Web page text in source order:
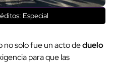
Especial
no solo fue un acto deduelo
para que las